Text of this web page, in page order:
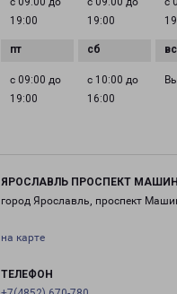
19:00
19:00
с 09:00 до
19:00
с 10:00 до
16:00
ЯРОСЛАВЛЬ ПРОСПЕКТ
город Ярославль, проспект
на карте
ТЕЛЕФОН